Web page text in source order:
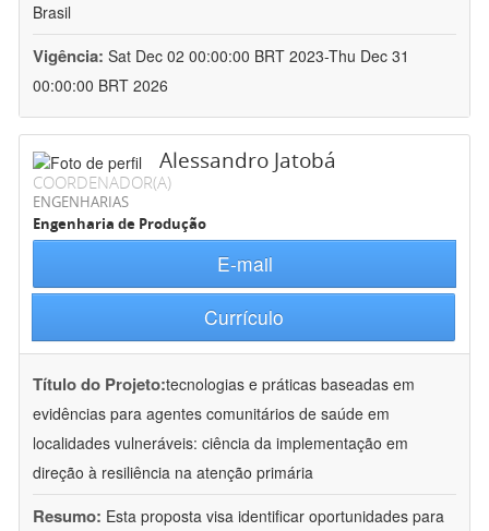
Brasil
Vigência: Sat Dec 02 00:00:00 BRT 2023-Thu Dec 31
00:00:00 BRT 2026
Alessandro Jatobá
COORDENADOR(A)
ENGENHARIAS
Engenharia de Produção
E-mail
Currículo
Título do Projeto:tecnologias e práticas baseadas em
evidências para agentes comunitários de saúde em
localidades vulneráveis: ciência da implementação em
direção à resiliência na atenção primária
Resumo: Esta proposta visa identificar oportunidades para